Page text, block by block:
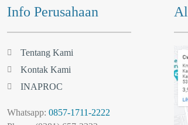
Info Perusahaan
Tentang Kami
Kontak Kami
INAPROC
Whatsapp: 0857-1711-2222